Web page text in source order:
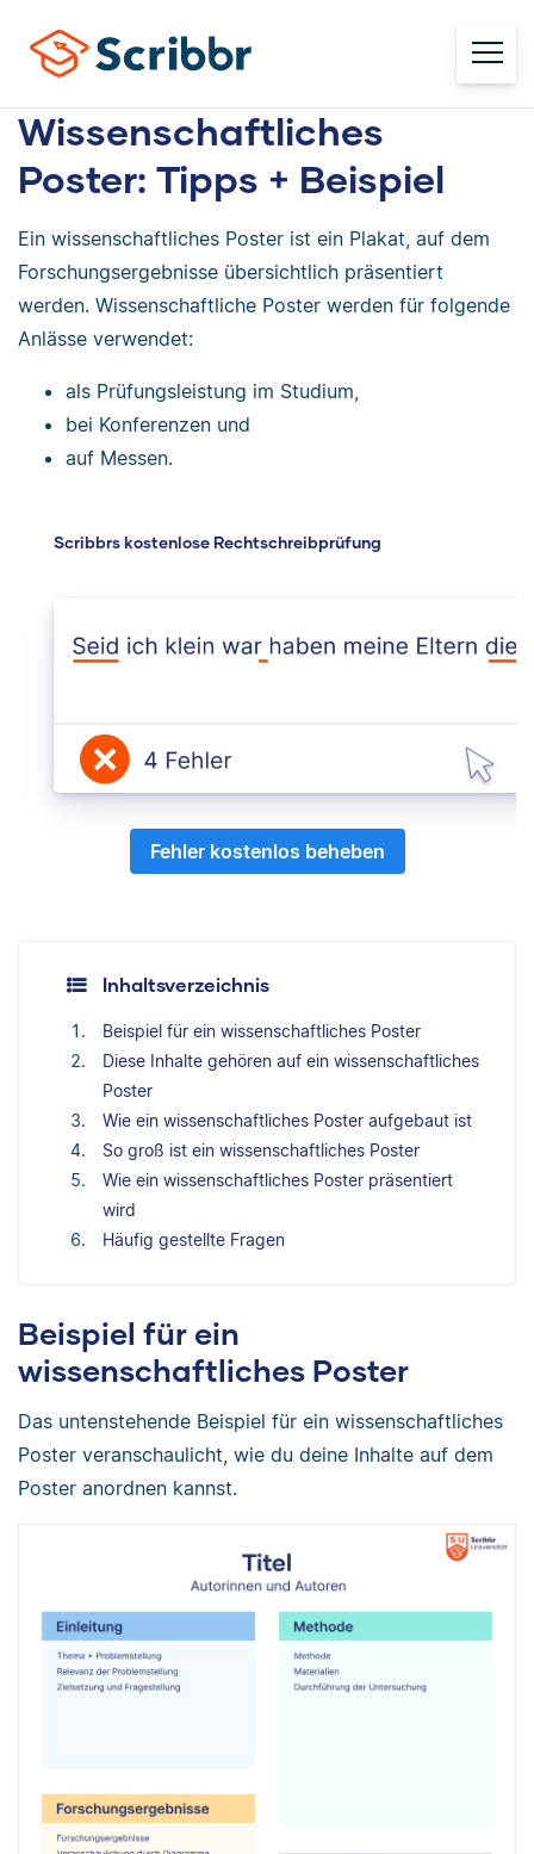
Wissenschaftliches
Poster: Tipps + Beispiel
Ein wissenschaftliches Poster ist ein Plakat, auf dem
Forschungsergebnisse übersichtlich präsentiert
werden. Wissenschaftliche Poster werden für folgende
Anlässe verwendet:
als Prüfungsleistung im Studium,
bei Konferenzen und
auf Messen.
Scribbrs kostenlose Rechtschreibprüfung
Fehler kostenlos beheben
Inhaltsverzeichnis
Beispiel für ein wissenschaftliches Poster
Diese Inhalte gehören auf ein wissenschaftliches
Poster
Wie ein wissenschaftliches Poster aufgebaut ist
So groß ist ein wissenschaftliches Poster
Wie ein wissenschaftliches Poster präsentiert
wird
Häufig gestellte Fragen
Beispiel für ein
wissenschaftliches Poster
Das untenstehende Beispiel für ein wissenschaftliches
Poster veranschaulicht, wie du deine Inhalte auf dem
Poster anordnen kannst.